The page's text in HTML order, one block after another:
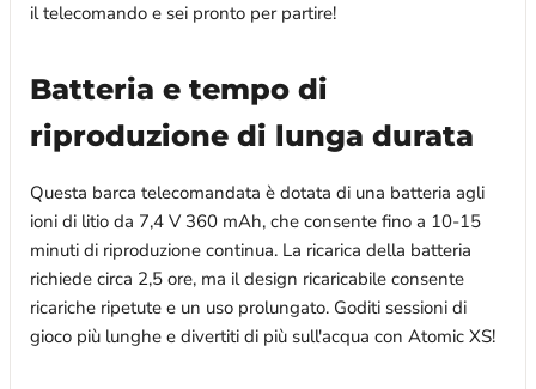
il telecomando e sei pronto per partire!
Batteria e tempo di
riproduzione di lunga durata
Questa barca telecomandata è dotata di una batteria agli
ioni di litio da 7,4 V 360 mAh, che consente fino a 10-15
minuti di riproduzione continua. La ricarica della batteria
richiede circa 2,5 ore, ma il design ricaricabile consente
ricariche ripetute e un uso prolungato. Goditi sessioni di
gioco più lunghe e divertiti di più sull'acqua con Atomic XS!